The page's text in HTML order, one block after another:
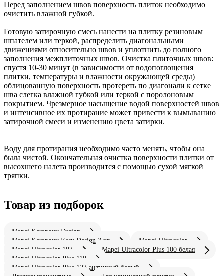
Перед заполнением швов поверхность плиток необходимо
очистить влажной губкой.
Готовую затирочную смесь нанести на плитку резиновым
шпателем или теркой, распределить диагональными
движениями относительно швов и уплотнить до полного
заполнения межплиточных швов. Очистка плиточных швов:
спустя 10-30 минут (в зависимости от водопоглощения
плитки, температуры и влажности окружающей среды)
облицованную поверхность протереть по диагонали к сетке
шва слегка влажной губкой или теркой с поролоновым
покрытием. Чрезмерное насыщение водой поверхностей швов
и интенсивное их протирание может привести к вымыванию
затирочной смеси и изменению цвета затирки.
Воду для протирания необходимо часто менять, чтобы она
была чистой. Окончательная очистка поверхности плитки от
высохшего налета производится с помощью сухой мягкой
тряпки.
Товар из подборок
Mapei Kerapoxy Design
Mapei Kerapoxy Easy Design 3 кг
Mapei Ultracolor
Mapei Ultracolor 103
Mapei Ultracolor Plus 100 белая
Mapei Ultracolor Plus 110
Mapei Ultracolor Plus 123 античный белый